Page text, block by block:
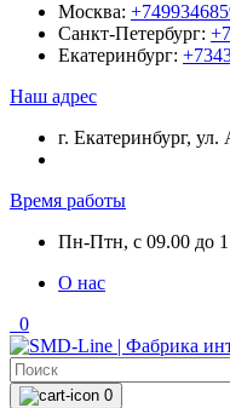
Москва:
Санкт-Петербург:
Екатеринбург:
Наш адрес
г. Екатеринбург,
Время работы
Пн-Птн, с 09.00 до
О нас
0
0